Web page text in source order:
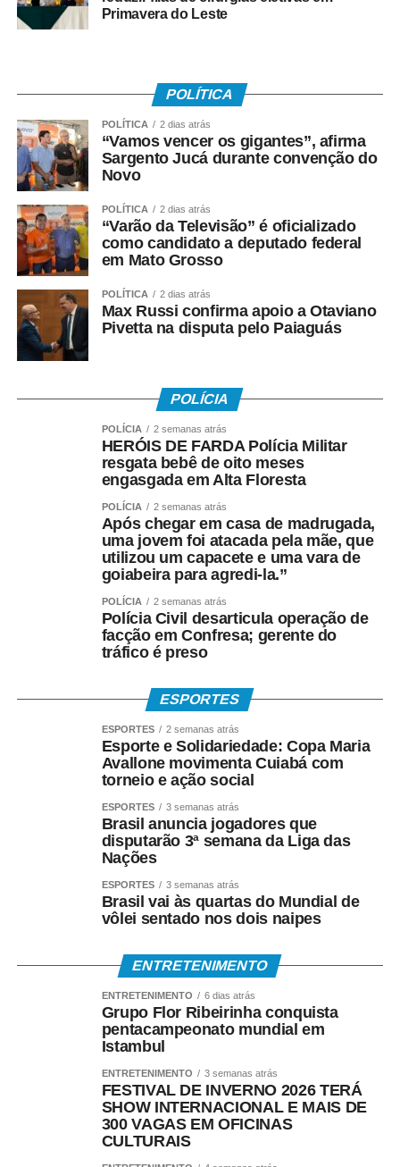
começou como uma brincadeira de infância logo se
tornou seu principal lazer e sua fonte de renda.
próprios materiais, aperfeiçoar técnicas e transformar uma
paixão em profissão. Hoje, além da produção artesanal,
mantém um ateliê especializado, participa de eventos,
festivais e campeonatos e ministra oficinas em diversas
cidades de Mato Grosso e de outros Estados.
O trabalho social também nasceu dessa trajetória. Ao
perceber o interesse das crianças que viviam nas
periferias de Cuiabá, Gringo passou a realizar oficinas
gratuitas em bairros populares e projetos sociais,
ensinando não apenas a construir pipas, mas também
valores como respeito, disciplina, convivência e
responsabilidade. Muitas dessas crianças encontraram
jovens passaram, inclusive, a produzir pipas para
complementar a renda familiar.
Formado em Educação Física, estudante de Psicologia e
reconhecido com o título de Comendador pelo trabalho
em uma ferramenta pedagógica. Em suas oficinas, utiliza
a atividade para ensinar conteúdos de História,
Geografia, Matemática, Física, Arte e Educação Física,
além de promover reflexões sobre bullying, preconceito,
cidadania e inclusão social.
“A pipa mudou a minha vida. Foi meu brinquedo, meu
lazer e também meu sustento. Hoje tenho a alegria de
devolver isso para outras crianças, mostrando que elas
podem aprender, sonhar e construir oportunidades por
meio de uma brincadeira tão simples e tão rica
culturalmente”, afirma o arte-educador que utiliza a rede
social @grincopipascuiaba, no Instagram.
*DA BRINCADEIRA AO ESPORTE*
Além de símbolo da infância brasileira, a pipa também
conquistou espaço como modalidade esportiva.
Atualmente existem campeonatos municipais, estaduais,
nacionais, sul-americanos e mundiais, reunindo atletas
estabilidade de voo e desempenho.
Gringo é um dos principais incentivadores dessa
modalidade em Mato Grosso. Presidente da Associação
Mato-Grossense de Pipeiros, ele organiza festivais,
diferentes idades.
Uma das maiores emoções de sua trajetória aconteceu
neste ano. Em 2016, sua filha, de apenas seis anos,
conquistou o título de campeã mato-grossense de pipa,
Primavera do Leste
POLÍTICA
POLÍTICA 2 dias atrás
“Vamos vencer os gigantes”, afirma
Sargento Jucá durante convenção do
Novo
POLÍTICA 2 dias atrás
“Varão da Televisão” é oficializado
como candidato a deputado federal
em Mato Grosso
POLÍTICA 2 dias atrás
Max Russi confirma apoio a Otaviano
Pivetta na disputa pelo Paiaguás
POLÍCIA
POLÍCIA 2 semanas atrás
HERÓIS DE FARDA Polícia Militar
resgata bebê de oito meses
engasgada em Alta Floresta
POLÍCIA 2 semanas atrás
Após chegar em casa de madrugada,
uma jovem foi atacada pela mãe, que
utilizou um capacete e uma vara de
goiabeira para agredi-la.”
POLÍCIA 2 semanas atrás
Polícia Civil desarticula operação de
facção em Confresa; gerente do
tráfico é preso
ESPORTES
ESPORTES 2 semanas atrás
Esporte e Solidariedade: Copa Maria
Avallone movimenta Cuiabá com
torneio e ação social
ESPORTES 3 semanas atrás
Brasil anuncia jogadores que
disputarão 3ª semana da Liga das
Nações
ESPORTES 3 semanas atrás
Brasil vai às quartas do Mundial de
vôlei sentado nos dois naipes
ENTRETENIMENTO
ENTRETENIMENTO 6 dias atrás
Grupo Flor Ribeirinha conquista
pentacampeonato mundial em
Istambul
ENTRETENIMENTO 3 semanas atrás
FESTIVAL DE INVERNO 2026 TERÁ
SHOW INTERNACIONAL E MAIS DE
300 VAGAS EM OFICINAS
CULTURAIS